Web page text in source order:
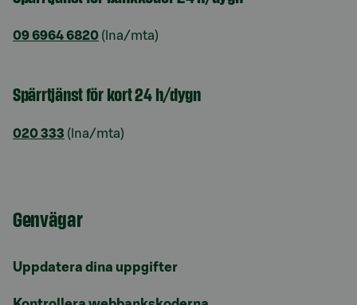
09 6964 6820 (lna/mta)
Spärrtjänst för kort 24 h/dygn
020 333 (lna/mta)
Genvägar
Uppdatera dina uppgifter